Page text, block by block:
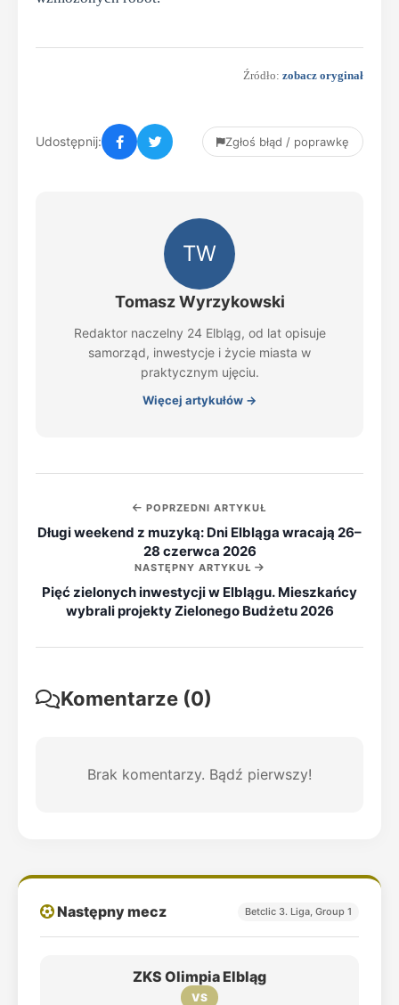
Źródło: zobacz oryginał
Udostępnij: Zgłoś błąd / poprawkę
TW
Tomasz Wyrzykowski
Redaktor naczelny 24 Elbląg, od lat opisuje
samorząd, inwestycje i życie miasta w
praktycznym ujęciu.
Więcej artykułów →
POPRZEDNI ARTYKUŁ
Długi weekend z muzyką: Dni Elbląga wracają 26–
28 czerwca 2026
NASTĘPNY ARTYKUŁ
Pięć zielonych inwestycji w Elblągu. Mieszkańcy
wybrali projekty Zielonego Budżetu 2026
Komentarze (0)
Brak komentarzy. Bądź pierwszy!
Następny mecz Betclic 3. Liga, Group 1
ZKS Olimpia Elbląg
VS